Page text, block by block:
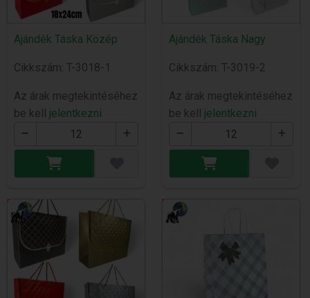
Ajándék Táska Közép
Cikkszám: T-3018-1
Az árak megtekintéséhez
be kell jelentkezni
Ajándék Táska Nagy
Cikkszám: T-3019-2
Az árak megtekintéséhez
be kell jelentkezni